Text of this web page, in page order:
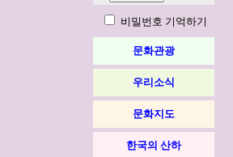
비밀번호 기억하기
문화관광
우리소식
문화지도
한국의 산하